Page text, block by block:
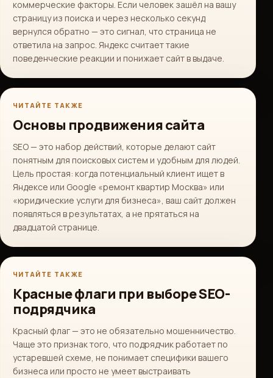
коммерческие факторы. Если человек зашёл на вашу
страницу из поиска и через несколько секунд
вернулся обратно — это сигнал, что страница не
ответила на запрос. Яндекс считает такие
поведенческие реакции и понижает сайт в выдаче.
ЧИТАЙТЕ ТАКЖЕ
Основы продвижения сайта
SEO — это набор действий, которые делают сайт
понятным для поисковых систем и удобным для людей.
Цель простая: когда потенциальный клиент ищет в
Яндексе или Google «ремонт квартир Москва» или
«юридические услуги для бизнеса», ваш сайт должен
появляться в результатах, а не прятаться на
двадцатой странице.
ЧИТАЙТЕ ТАКЖЕ
Красные флаги при выборе SEO-
подрядчика
Красный флаг — это не обязательно мошенничество.
Чаще это признак того, что подрядчик работает по
устаревшей схеме, не понимает специфики вашего
бизнеса или просто не умеет выстраивать